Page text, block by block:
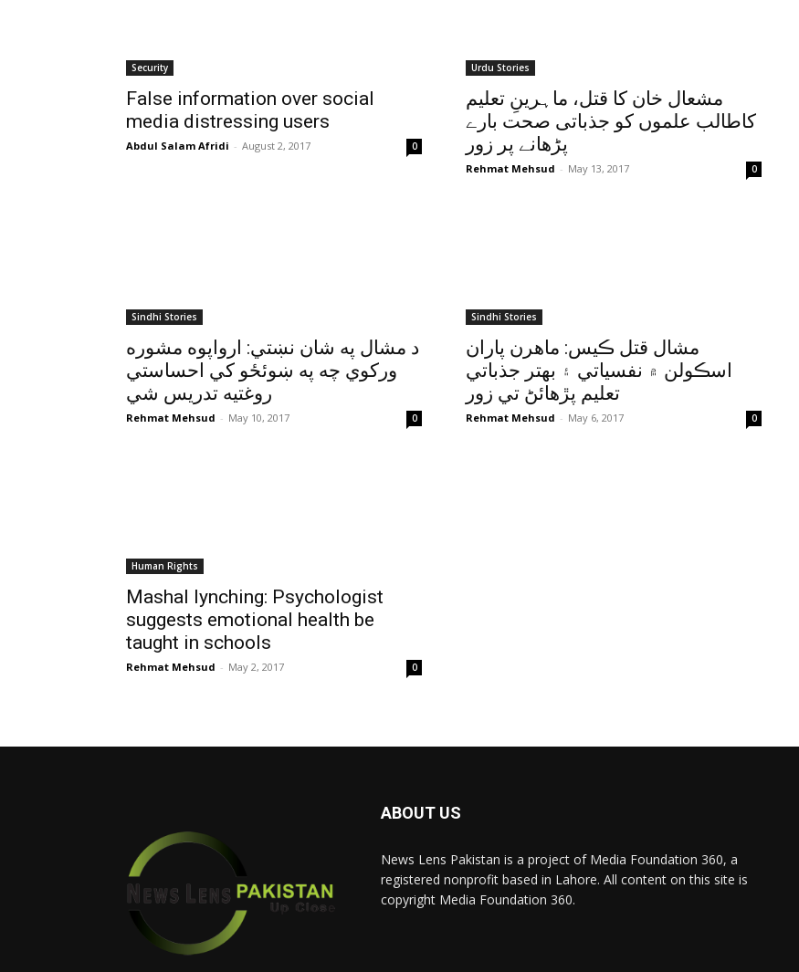
Security
False information over social
media distressing users
Abdul Salam Afridi - August 2, 2017 0
Urdu Stories
مشعال خان کا قتل، ماہرینِ تعلیم
کاطالب علموں کو جذباتی صحت بارے
پڑھانے پر زور
Rehmat Mehsud - May 13, 2017 0
Sindhi Stories
د مشال په شان نښتي: ارواپوه مشوره
ورکوي چه په ښوئځو کي احساستي
روغتيه تدريس شي
Rehmat Mehsud - May 10, 2017 0
Sindhi Stories
مشال قتل ڪيس: ماهرن پاران
اسڪولن ۾ نفسياتي ۽ بهتر جذباتي
تعليم پڙهائڻ تي زور
Rehmat Mehsud - May 6, 2017 0
Human Rights
Mashal lynching: Psychologist
suggests emotional health be
taught in schools
Rehmat Mehsud - May 2, 2017 0
ABOUT US
News Lens Pakistan is a project of Media Foundation 360, a
registered nonprofit based in Lahore. All content on this site is
copyright Media Foundation 360.